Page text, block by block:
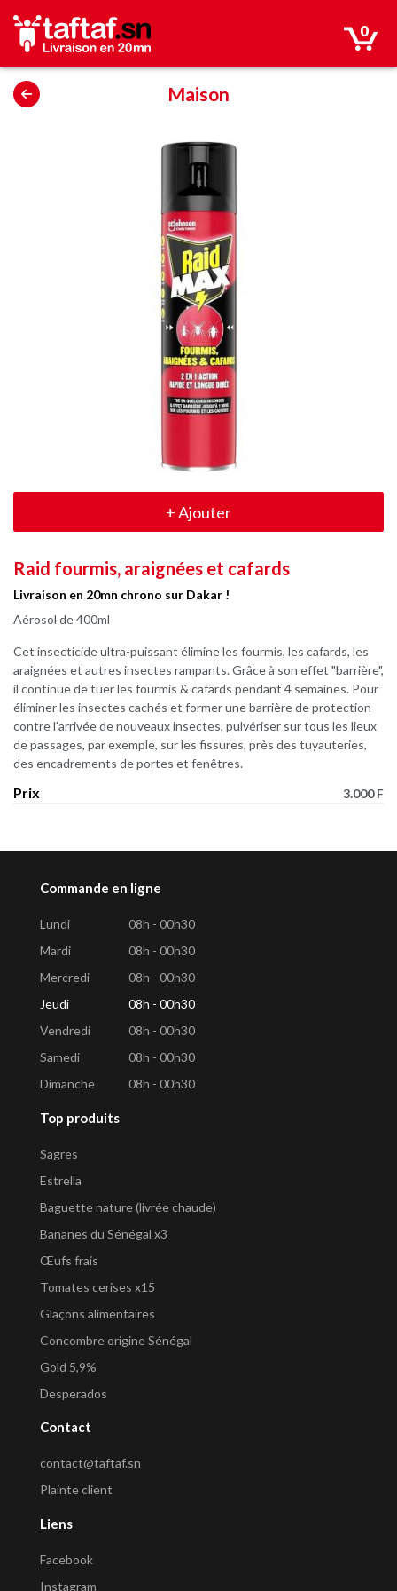
0
Maison
+Ajouter
Raid fourmis, araignées et cafards
Livraison en 20mn chrono sur Dakar !
Aérosol de 400ml
Cet insecticide ultra-puissant élimine les fourmis, les cafards, les
araignées et autres insectes rampants. Grâce à son effet "barrière",
il continue de tuer les fourmis & cafards pendant 4 semaines. Pour
éliminer les insectes cachés et former une barrière de protection
contre l'arrivée de nouveaux insectes, pulvériser sur tous les lieux
de passages, par exemple, sur les fissures, près des tuyauteries,
des encadrements de portes et fenêtres.
Prix 3.000 F
Commande en ligne
Lundi
08h - 00h30
Mardi
08h - 00h30
Mercredi
08h - 00h30
Jeudi
08h - 00h30
Vendredi
08h - 00h30
Samedi
08h - 00h30
Dimanche
08h - 00h30
Top produits
Sagres
Estrella
Baguette nature (livrée chaude)
Bananes du Sénégal x3
Œufs frais
Tomates cerises x15
Glaçons alimentaires
Concombre origine Sénégal
Gold 5,9%
Desperados
Contact
contact@taftaf.sn
Plainte client
Liens
Facebook
Instagram